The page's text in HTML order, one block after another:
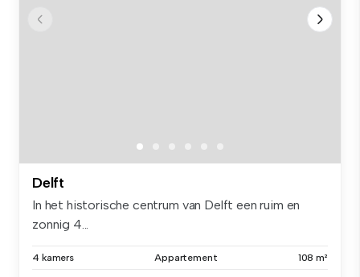
Delft
In het historische centrum van Delft een ruim en
zonnig 4...
4 kamers Appartement 108 m²